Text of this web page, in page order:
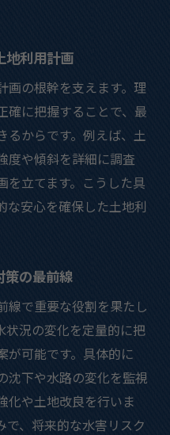
地利用計画
画の根幹を支えます。理
確に把握することで、最
るからです。例えば、土
度や傾斜を詳細に調査
を立てます。こうした具
な安心を確保した土地利
策の最前線
線で重要な役割を果たし
状況の変化を定量的に把
が可能です。具体的に
沈下や水路の変化を監視
化や土地改良を行いま
で、将来的な水害リスク